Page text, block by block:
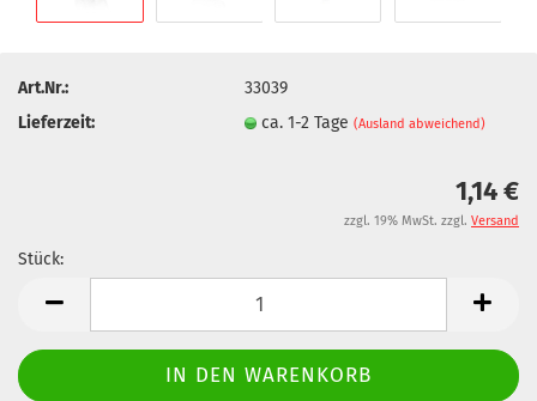
Art.Nr.:
33039
Lieferzeit:
ca. 1-2 Tage(Ausland abweichend)
1,14 €
zzgl. 19% MwSt. zzgl. Versand
Stück: